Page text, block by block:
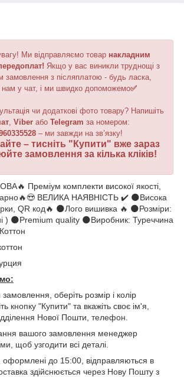
Ми відправляємо товар накладним
Якщо у вас виникли труднощі з
з післяплатою - будь ласка,
нам у чат, і ми швидко допоможемо✅
чи додаткові фото товару? Напишіть
Viber або Telegram за номером:
– ми завжди на зв’язку!
– тисніть " Купити" вже зараз
замовлення за кілька кліків!
Преміум комплекти високої якості,
ВЕЛИКА НАЯВНІСТЬ ✔️ 🌑Висока
QR код🔥 🌑Лого вишивка 🔥 🌑Розміри:
) 🌑Premium quality 🌑Виробник: Туреччина
оберіть розмір і колір
кнопку "Купити" та вкажіть своє ім'я,
Нової Пошти, телефон.
вашого замовлення менеджер
щоб узгодити всі деталі.
до 15:00, відправляються в
здійснюється через Нову Пошту з